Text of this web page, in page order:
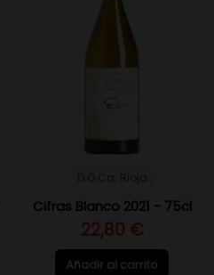
Cifras Blanco 2021 - 75cl
22,80 €
Añadir al carrito